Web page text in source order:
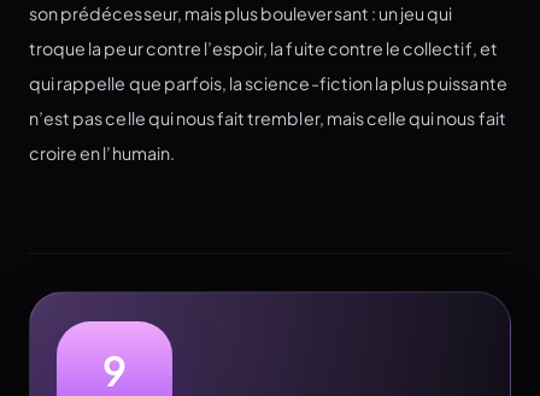
son prédécesseur, mais plus bouleversant : un jeu qui
troque la peur contre l’espoir, la fuite contre le collectif, et
qui rappelle que parfois, la science-fiction la plus puissante
n’est pas celle qui nous fait trembler, mais celle qui nous fait
croire en l’humain.
9